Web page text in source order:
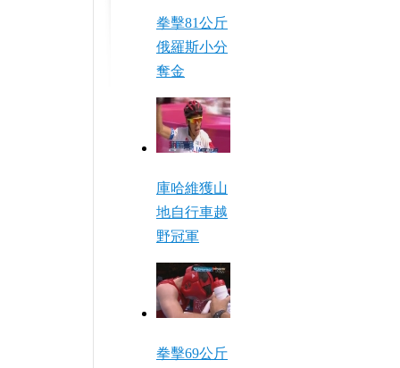
拳擊81公斤
俄羅斯小分
奪金
庫哈維獲山
地自行車越
野冠軍
拳擊69公斤